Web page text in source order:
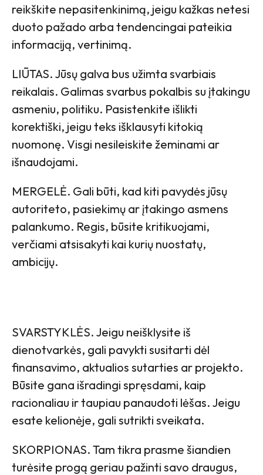
reikškite nepasitenkinimą, jeigu kažkas netesi
duoto pažado arba tendencingai pateikia
informaciją, vertinimą.
LIŪTAS. Jūsų galva bus užimta svarbiais
reikalais. Galimas svarbus pokalbis su įtakingu
asmeniu, politiku. Pasistenkite išlikti
korektiški, jeigu teks išklausyti kitokią
nuomonę. Visgi nesileiskite žeminami ar
išnaudojami.
MERGELĖ. Gali būti, kad kiti pavydės jūsų
autoriteto, pasiekimų ar įtakingo asmens
palankumo. Regis, būsite kritikuojami,
verčiami atsisakyti kai kurių nuostatų,
ambicijų.
SVARSTYKLĖS. Jeigu neišklysite iš
dienotvarkės, gali pavykti susitarti dėl
finansavimo, aktualios sutarties ar projekto.
Būsite gana išradingi spręsdami, kaip
racionaliau ir taupiau panaudoti lėšas. Jeigu
esate kelionėje, gali sutrikti sveikata.
SKORPIONAS. Tam tikra prasme šiandien
turėsite progą geriau pažinti savo draugus,